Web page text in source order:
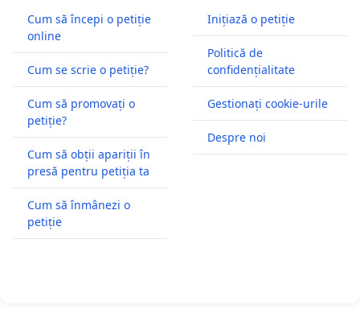
Cum să începi o petiție
online
Cum se scrie o petiție?
Cum să promovați o
petiție?
Cum să obții apariții în
presă pentru petiția ta
Cum să înmânezi o
petiție
Inițiază o petiție
Politică de
confidențialitate
Gestionați cookie-urile
Despre noi